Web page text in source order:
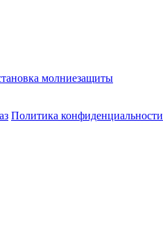
молниезащиты
Политика конфиденциальности